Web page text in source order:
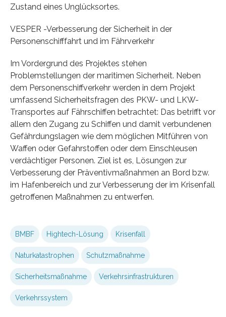
Zustand eines Unglücksortes.
VESPER -Verbesserung der Sicherheit in der
Personenschifffahrt und im Fährverkehr
Im Vordergrund des Projektes stehen
Problemstellungen der maritimen Sicherheit. Neben
dem Personenschiffverkehr werden in dem Projekt
umfassend Sicherheitsfragen des PKW- und LKW-
Transportes auf Fährschiffen betrachtet: Das betrifft vor
allem den Zugang zu Schiffen und damit verbundenen
Gefährdungslagen wie dem möglichen Mitführen von
Waffen oder Gefahrstoffen oder dem Einschleusen
verdächtiger Personen. Ziel ist es, Lösungen zur
Verbesserung der Präventivmaßnahmen an Bord bzw.
im Hafenbereich und zur Verbesserung der im Krisenfall
getroffenen Maßnahmen zu entwerfen.
BMBF Hightech-Lösung Krisenfall
Naturkatastrophen Schutzmaßnahme
Sicherheitsmaßnahme Verkehrsinfrastrukturen
Verkehrssystem